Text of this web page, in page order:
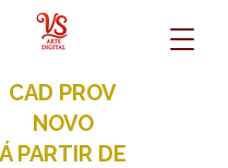
CAD PROV
NOVO
Á PARTIR DE